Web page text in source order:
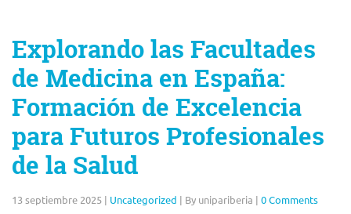
Explorando las Facultades
de Medicina en España:
Formación de Excelencia
para Futuros Profesionales
de la Salud
13 septiembre 2025 | Uncategorized | By unipariberia | 0 Comments